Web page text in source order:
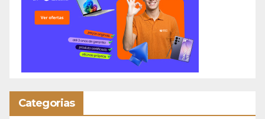
Categorias